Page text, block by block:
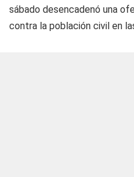
sábado desencadenó una
contra la población civil en